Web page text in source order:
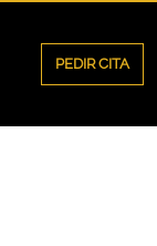
PEDIR CITA